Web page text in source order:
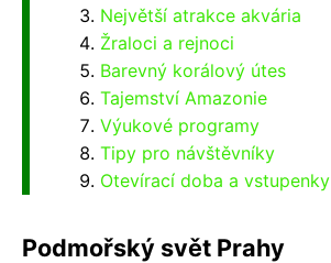
Největší atrakce akvária
Žraloci a rejnoci
Barevný korálový útes
Tajemství Amazonie
Výukové programy
Tipy pro návštěvníky
Otevírací doba a vstupenky
Podmořský svět Prahy